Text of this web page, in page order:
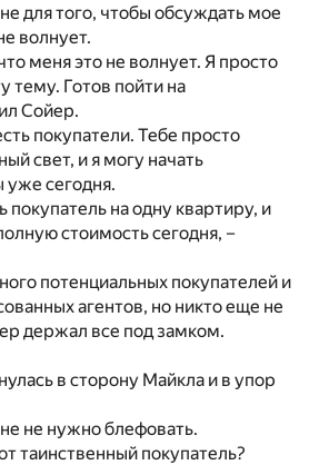
для того, чтобы обсуждать мое
волнует.
меня это не волнует. Я просто
тему. Готов пойти на
Сойер.
покупатели. Тебе просто
свет, и я могу начать
уже сегодня.
покупатель на одну квартиру, и
стоимость сегодня, –
потенциальных покупателей и
агентов, но никто еще не
держал все под замком.
в сторону Майкла и в упор
не нужно блефовать.
таинственный покупатель?